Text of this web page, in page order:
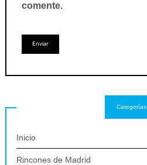
comente.
Categorías
Inicio
Rincones de Madrid